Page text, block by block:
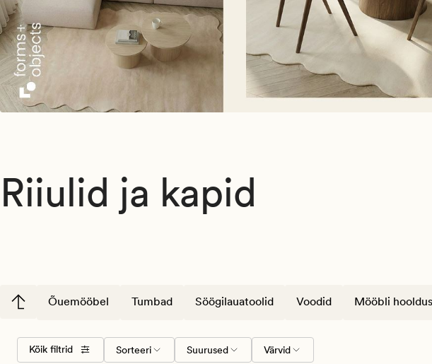
Riiulid ja kapid
Õuemööbel Tumbad Söögilauatoolid Voodid Mööbli hooldus
Kõik filtrid
Valige
sorteerimise
Sorteeri Suurused
Suurused Värvid
Värvid